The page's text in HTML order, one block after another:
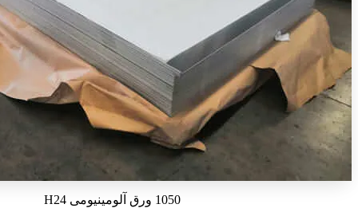
1050 ورق آلومینیومی H24